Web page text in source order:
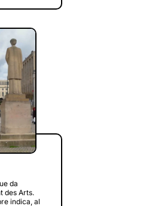
da
des Arts.
indica, al